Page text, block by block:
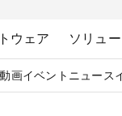
ウェア ソリュ
動画イベント ニュース